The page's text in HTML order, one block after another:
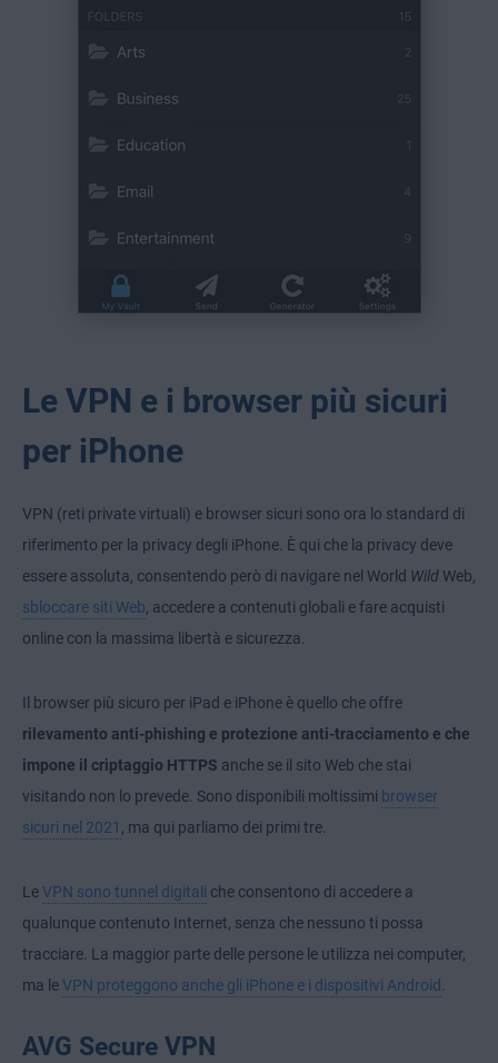
Le VPN e i browser più sicuri
per iPhone
VPN (reti private virtuali) e browser sicuri sono ora lo standard di
riferimento per la privacy degli iPhone. È qui che la privacy deve
essere assoluta, consentendo però di navigare nel World Wild Web,
sbloccare siti Web, accedere a contenuti globali e fare acquisti
online con la massima libertà e sicurezza.
Il browser più sicuro per iPad e iPhone è quello che offre
rilevamento anti-phishing e protezione anti-tracciamento e che
impone il criptaggio HTTPS anche se il sito Web che stai
visitando non lo prevede. Sono disponibili moltissimi browser
sicuri nel 2021 , ma qui parliamo dei primi tre.
LeVPN sono tunnel digitali che consentono di accedere a
qualunque contenuto Internet, senza che nessuno ti possa
tracciare. La maggior parte delle persone le utilizza nei computer,
ma leVPN proteggono anche gli iPhone e i dispositivi Android .
AVG Secure VPN